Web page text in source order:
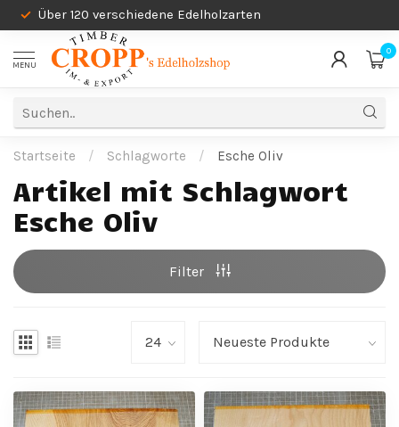
Über 120 verschiedene Edelholzarten
MENU
0
Startseite / Schlagworte / Esche Oliv
Artikel mit Schlagwort
Esche Oliv
Filter